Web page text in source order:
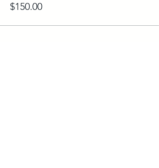
$150.00